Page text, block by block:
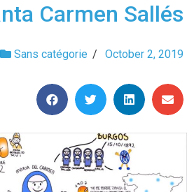
Carmen Sallés
Sans catégorie / October 2, 2019